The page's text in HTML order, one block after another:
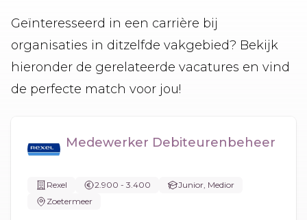
Geïnteresseerd in een carrière bij
organisaties in ditzelfde vakgebied? Bekijk
hieronder de gerelateerde vacatures en vind
de perfecte match voor jou!
Medewerker Debiteurenbeheer
Rexel 2.900 - 3.400
Junior, Medior
Zoetermeer